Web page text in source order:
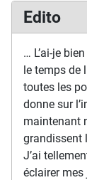
Edito
… L’ai-je
le temps de
toutes les
donne sur
maintenant
grandissent
J’ai
éclairer mes